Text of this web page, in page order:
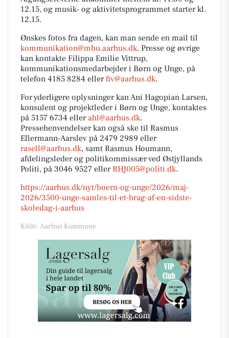
12.15, og musik- og aktivitetsprogrammet starter kl.
12.15.
Ønskes fotos fra dagen, kan man sende en mail til
kommunikation@mbu.aarhus.dk. Presse og øvrige
kan kontakte Filippa Emilie Vittrup,
kommunikationsmedarbejder i Børn og Unge, på
telefon 4185 8284 ellerfiv@aarhus.dk.
For yderligere oplysninger kan Ani Hagopian Larsen,
konsulent og projektleder i Børn og Unge, kontaktes
på 5157 6734 ellerahl@aarhus.dk.
Pressehenvendelser kan også ske til Rasmus
Ellermann-Aarslev på 2479 2989 eller
rasell@aarhus.dk, samt Rasmus Houmann,
afdelingsleder og politikommissær ved Østjyllands
Politi, på 3046 9527 eller RHJ005@politi.dk.
https://aarhus.dk/nyt/boern-og-unge/2026/maj-
2026/3500-unge-samles-til-et-brag-af-en-sidste-
skoledag-i-aarhus
Kilde: Aarhus Kommune